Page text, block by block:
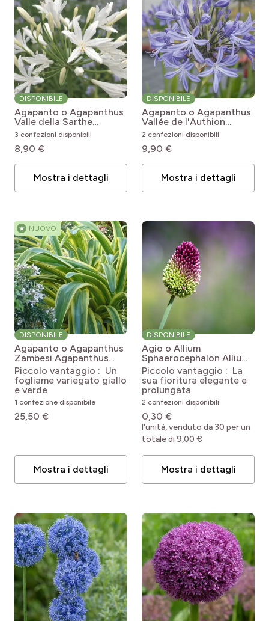
DISPONIBILE
Agapanto o Agapanthus
Valle della Sarthe
Agapanthus x hybridus
Vallée de la Sarthe
3 confezioni disponibili
8,90 €
Mostra i dettagli
DISPONIBILE
Agapanto o Agapanthus
Vallée de l'Authion
Agapanthus x hybridus
Vallée de l'Authion
2 confezioni disponibili
9,90 €
Mostra i dettagli
★ NUOVO
DISPONIBILE
Agapanto o Agapanthus
Zambesi Agapanthus
praecox subsp. orientalis
'Kek5006' ZAMBEZI
Piccolo vantaggio : Un
fogliame variegato giallo
e verde
1 confezione disponibile
25,50 €
Mostra i dettagli
DISPONIBILE
Agio o Allium
Sphaerocephalon Allium
sphaerocephalon
Piccolo vantaggio : La
sua fioritura elegante e
prolungata
2 confezioni disponibili
0,30 €
l'unità, venduto da 30 per un
totale di 9,00 €
Mostra i dettagli